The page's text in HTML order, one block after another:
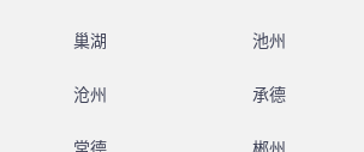
巢湖 池州
沧州 承德